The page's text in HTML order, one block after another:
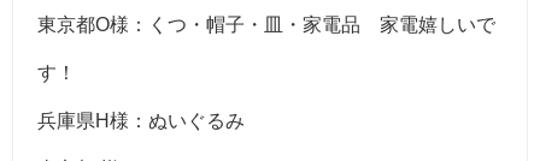
東京都O様：くつ・帽子・皿・家電品 家電嬉しいで
す！
兵庫県H様：ぬいぐるみ